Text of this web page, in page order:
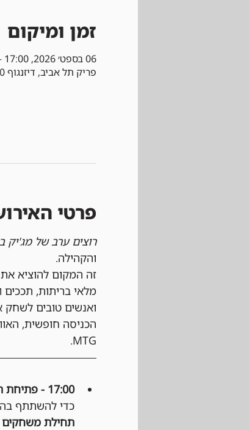
זמן ומיקום
06 בספט׳ 2026, 17:00 – 22:00
פריק תל אביב, דיזנגוף 50, תל אביב-יפו, ישראל
פרטי
רוצים ערב של מג'יק
והקהילה.
זה המקום להוציא
מלאי בריתות,
ואנשים טובים לשחק
הכניסה חופשית,
MTG.
17:00 - פתיחת ההרשמה:
כדי להשתתף
תחילת משחקים